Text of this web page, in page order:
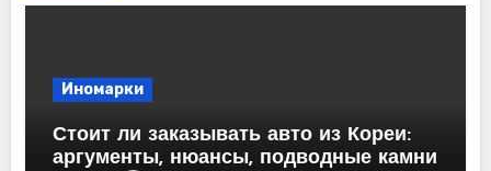
Иномарки
Стоит ли заказывать авто из Кореи:
аргументы, нюансы, подводные камни